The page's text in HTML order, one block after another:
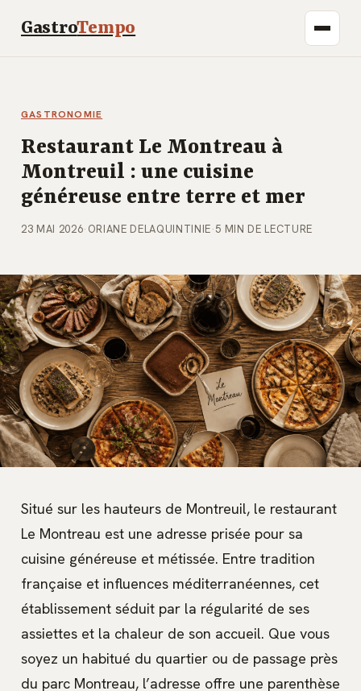
GastroTempo
GASTRONOMIE
Restaurant Le Montreau à
Montreuil : une cuisine
généreuse entre terre et mer
23 MAI 2026· ORIANE DELAQUINTINIE·5 MIN DE LECTURE
Situé sur les hauteurs de Montreuil, le restaurant
Le Montreau est une adresse prisée pour sa
cuisine généreuse et métissée. Entre tradition
française et influences méditerranéennes, cet
établissement séduit par la régularité de ses
assiettes et la chaleur de son accueil. Que vous
soyez un habitué du quartier ou de passage près
du parc Montreau, l’adresse offre une parenthèse